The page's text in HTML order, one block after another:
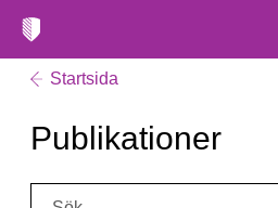
Startsida
Publikationer
Sök: